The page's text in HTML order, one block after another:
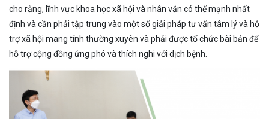
cho rằng, lĩnh vực khoa học xã hội và nhân văn có thế mạnh nhất
định và cần phải tập trung vào một số giải pháp tư vấn tâm lý và hỗ
trợ xã hội mang tính thường xuyên và phải được tổ chức bài bản để
hỗ trợ cộng đồng ứng phó và thích nghi với dịch bệnh.